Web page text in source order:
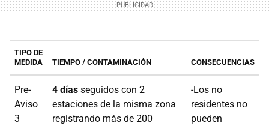
TIPO DE
MEDIDA
TIEMPO / CONTAMINACIÓN CONSECUENCIAS
Pre-
Aviso
3
4 días seguidos con 2
estaciones de la misma zona
registrando más de 200
-Los no
residentes no
pueden